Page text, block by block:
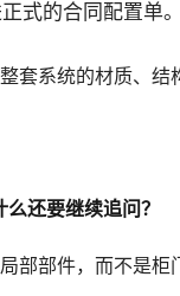
式的合同配置单。
套系统的材质、结
还要继续追问？
部部件，而不是